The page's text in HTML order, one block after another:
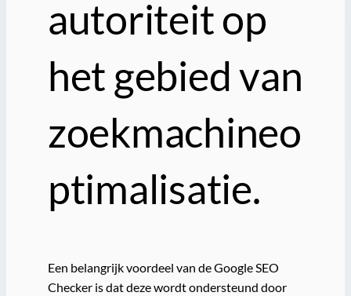
autoriteit op
het gebied van
zoekmachineo
ptimalisatie.
Een belangrijk voordeel van de Google SEO
Checker is dat deze wordt ondersteund door